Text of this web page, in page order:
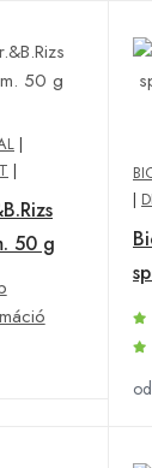
|
|
50 g
|
od